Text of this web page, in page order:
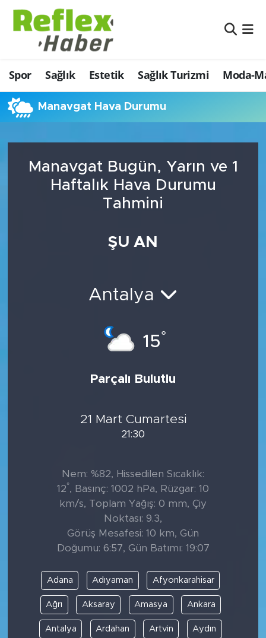
Spor Sağlık Estetik Sağlık Turizmi Moda-
Manavgat Hava Durumu
Manavgat Bugün, Yarın ve 1
Haftalık Hava Durumu
Tahmini
ŞU AN
Antalya
15°
Parçalı Bulutlu
21 Mart Cumartesi
21:30
Nem: %82, Hissedilen Sıcaklık:
12°, Basınç: 1002 hPa, Rüzgar: 10
km/s, Toplam Yağış: 0 mm, Çiy
Noktası: 9.3,
Görüş Mesafesi: 10 km, Gün
Doğumu: 6:57, Gün Batımı: 19:07
Adana Adıyaman Afyonkarahisar
Ağrı Aksaray Amasya Ankara
Antalya Ardahan Artvin Aydın
Eğitim
Estetik
Firmalardan
İş ve Ekonomi
Moda-Magazin-Eğlence
Nöbetçi Eczaneler
Hava Durumu
Namaz Vakitleri
Şampiyonlar Ligi Puan Durumu ve Fikstür
Tüm Manşetler